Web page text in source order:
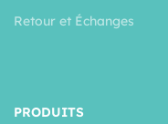
Retour et Échanges
PRODUITS